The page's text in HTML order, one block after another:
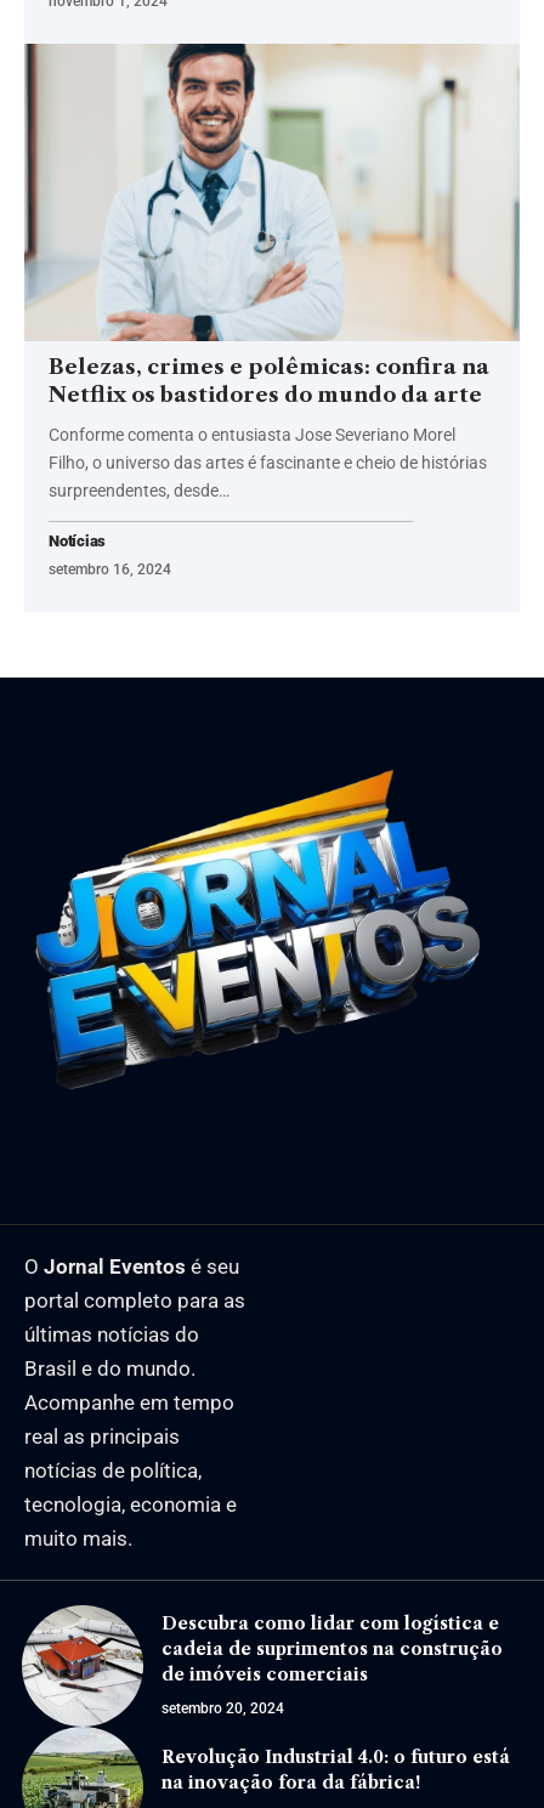
Belezas, crimes e polêmicas: confira na
Netflix os bastidores do mundo da arte
Conforme comenta o entusiasta Jose Severiano Morel
Filho, o universo das artes é fascinante e cheio de histórias
surpreendentes, desde…
Notícias
setembro 16, 2024
O Jornal Eventos é seu
portal completo para as
últimas notícias do
Brasil e do mundo.
Acompanhe em tempo
real as principais
notícias de política,
tecnologia, economia e
muito mais.
Descubra como lidar com logística e
cadeia de suprimentos na construção
de imóveis comerciais
setembro 20, 2024
Revolução Industrial 4.0: o futuro está
na inovação fora da fábrica!